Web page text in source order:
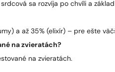
sa rozvíja po chvíli a
a až 35% (elixír) – pre ešte
na zvieratách?
na zvieratách.